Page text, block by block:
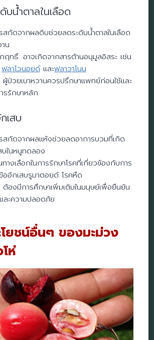
บน้ำตาลในเลือด
สกัดจากผลดิบช่วยลดระดับน้ำตาลในเลือด
น
ฤทธิ์: อาจเกิดจากสารต้านอนุมูลอิสระ เช่น
ฟลาโวนอยด์และฟลาวาโนน
ผู้ป่วยเบาหวานควรปรึกษาแพทย์ก่อนใช้และ
รรักษาหลัก
เสบ
สกัดจากผลแห้งช่วยลดอาการบวมที่เกิด
บในหนูทดลอง
างเลือกในการรักษาโรคที่เกี่ยวข้องกับการ
ออักเสบรูมาตอยด์ โรคหืด
ต้องมีการศึกษาเพิ่มเติมในมนุษย์เพื่อยืนยัน
ละความปลอดภัย
โยชน์อื่นๆ ของมะม่วง
ห่